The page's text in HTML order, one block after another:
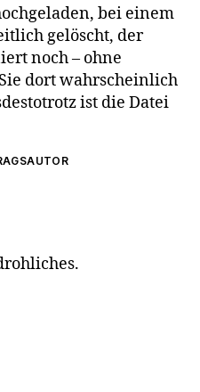
bei einem
gelöscht, der
noch – ohne
dort wahrscheinlich
ist die Datei